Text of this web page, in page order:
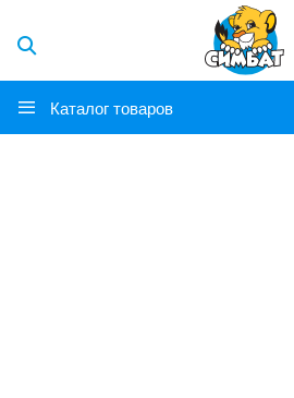
Каталог товаров